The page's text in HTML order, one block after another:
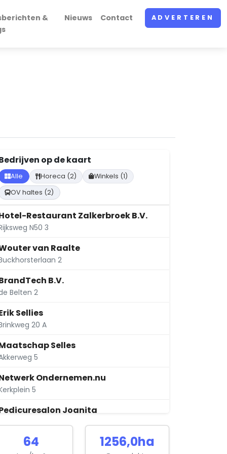
&
Nieuws Contact ADVERTEREN
op de kaart
Alle Horeca (2)
Winkels (1)
OV haltes (2)
Restaurant Zalkerbroek B.V.
N50 3
van Raalte
2
B.V.
Belten 2
Sellies
20 A
Selles
5
Ondernemen.nu
5
Joanita
Sierksma Consulting Group
64 1256,0ha